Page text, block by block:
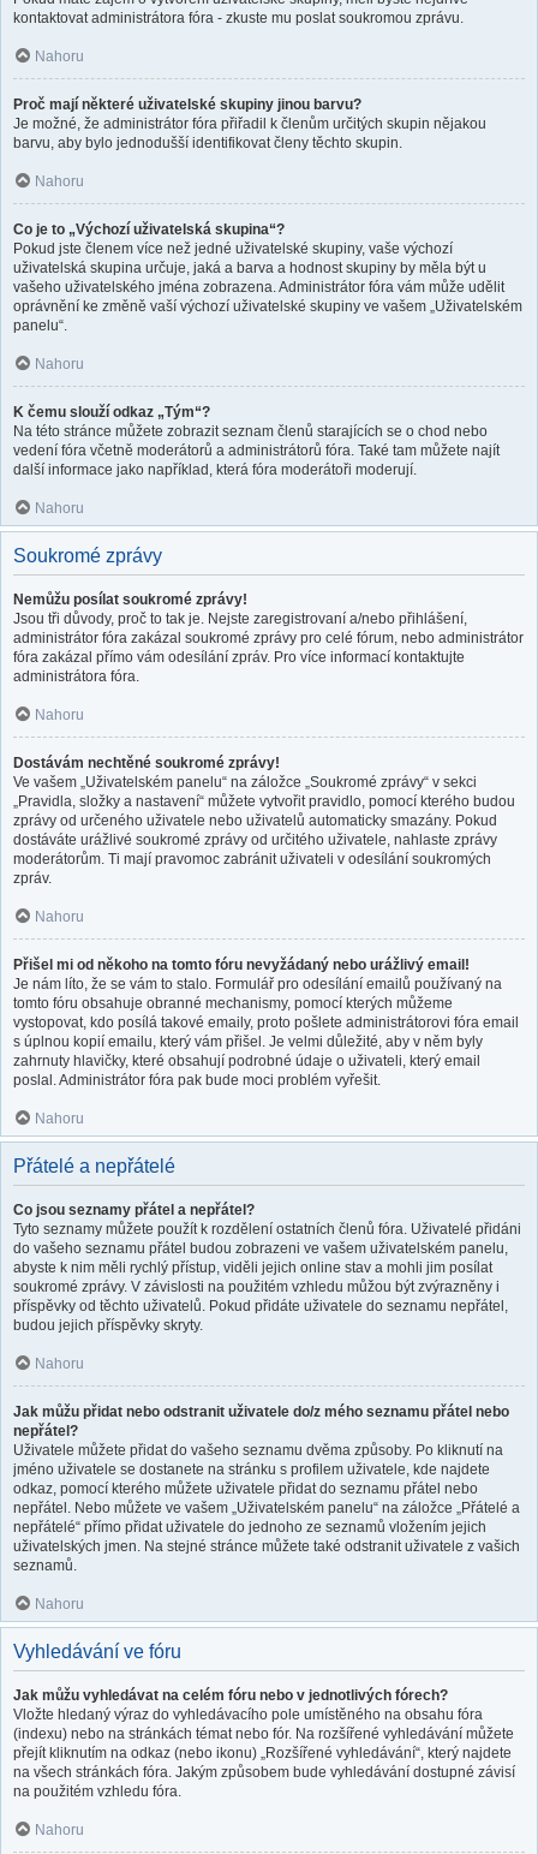
kontaktovat administrátora fóra - zkuste mu poslat soukromou zprávu.
Nahoru
Proč mají některé uživatelské skupiny jinou barvu?
Je možné, že administrátor fóra přiřadil k členům určitých skupin nějakou
barvu, aby bylo jednodušší identifikovat členy těchto skupin.
Nahoru
Co je to „Výchozí uživatelská skupina“?
Pokud jste členem více než jedné uživatelské skupiny, vaše výchozí
uživatelská skupina určuje, jaká a barva a hodnost skupiny by měla být u
vašeho uživatelského jména zobrazena. Administrátor fóra vám může udělit
oprávnění ke změně vaší výchozí uživatelské skupiny ve vašem „Uživatelském
panelu“.
Nahoru
K čemu slouží odkaz „Tým“?
Na této stránce můžete zobrazit seznam členů starajících se o chod nebo
vedení fóra včetně moderátorů a administrátorů fóra. Také tam můžete najít
další informace jako například, která fóra moderátoři moderují.
Nahoru
Soukromé zprávy
Nemůžu posílat soukromé zprávy!
Jsou tři důvody, proč to tak je. Nejste zaregistrovaní a/nebo přihlášení,
administrátor fóra zakázal soukromé zprávy pro celé fórum, nebo administrátor
fóra zakázal přímo vám odesílání zpráv. Pro více informací kontaktujte
administrátora fóra.
Nahoru
Dostávám nechtěné soukromé zprávy!
Ve vašem „Uživatelském panelu“ na záložce „Soukromé zprávy“ v sekci
„Pravidla, složky a nastavení“ můžete vytvořit pravidlo, pomocí kterého budou
zprávy od určeného uživatele nebo uživatelů automaticky smazány. Pokud
dostáváte urážlivé soukromé zprávy od určitého uživatele, nahlaste zprávy
moderátorům. Ti mají pravomoc zabránit uživateli v odesílání soukromých
zpráv.
Nahoru
Přišel mi od někoho na tomto fóru nevyžádaný nebo urážlivý email!
Je nám líto, že se vám to stalo. Formulář pro odesílání emailů používaný na
tomto fóru obsahuje obranné mechanismy, pomocí kterých můžeme
vystopovat, kdo posílá takové emaily, proto pošlete administrátorovi fóra email
s úplnou kopií emailu, který vám přišel. Je velmi důležité, aby v něm byly
zahrnuty hlavičky, které obsahují podrobné údaje o uživateli, který email
poslal. Administrátor fóra pak bude moci problém vyřešit.
Nahoru
Přátelé a nepřátelé
Co jsou seznamy přátel a nepřátel?
Tyto seznamy můžete použít k rozdělení ostatních členů fóra. Uživatelé přidáni
do vašeho seznamu přátel budou zobrazeni ve vašem uživatelském panelu,
abyste k nim měli rychlý přístup, viděli jejich online stav a mohli jim posílat
soukromé zprávy. V závislosti na použitém vzhledu můžou být zvýrazněny i
příspěvky od těchto uživatelů. Pokud přidáte uživatele do seznamu nepřátel,
budou jejich příspěvky skryty.
Nahoru
Jak můžu přidat nebo odstranit uživatele do/z mého seznamu přátel nebo
nepřátel?
Uživatele můžete přidat do vašeho seznamu dvěma způsoby. Po kliknutí na
jméno uživatele se dostanete na stránku s profilem uživatele, kde najdete
odkaz, pomocí kterého můžete uživatele přidat do seznamu přátel nebo
nepřátel. Nebo můžete ve vašem „Uživatelském panelu“ na záložce „Přátelé a
nepřátelé“ přímo přidat uživatele do jednoho ze seznamů vložením jejich
uživatelských jmen. Na stejné stránce můžete také odstranit uživatele z vašich
seznamů.
Nahoru
Vyhledávání ve fóru
Jak můžu vyhledávat na celém fóru nebo v jednotlivých fórech?
Vložte hledaný výraz do vyhledávacího pole umístěného na obsahu fóra
(indexu) nebo na stránkách témat nebo fór. Na rozšířené vyhledávání můžete
přejít kliknutím na odkaz (nebo ikonu) „Rozšířené vyhledávání“, který najdete
na všech stránkách fóra. Jakým způsobem bude vyhledávání dostupné závisí
na použitém vzhledu fóra.
Nahoru